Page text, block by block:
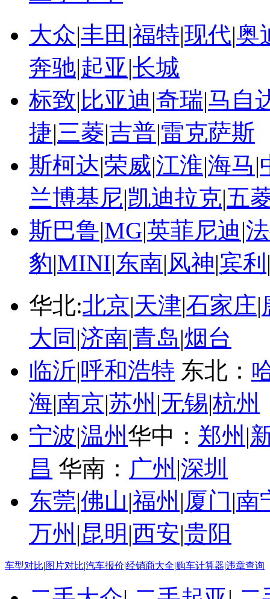
大众|丰田 |福特|现代|奥
奔驰|起亚|长城
标致| 比亚迪|奇瑞|马自
捷|三菱|吉普|雷克萨斯
斯柯达|荣威|江淮|海马|
兰博基尼|凯迪拉克|五
斯巴鲁|MG|英菲尼迪|
豹|MINI|东南|风神|宾利
华北:北京|天津|石家庄|
大同 |济南|青岛|烟台
临沂|呼和浩特 东北：
海|南京|苏州 |无锡|杭州
宁波|温州华中： 郑州 |
昌 华南： 广州 |深圳
东莞|佛山|福州 |厦门|南
万州 |昆明 |西安|贵阳
车型对比|图片对比|汽车报价|经销商大全|购车计算器|违章查询